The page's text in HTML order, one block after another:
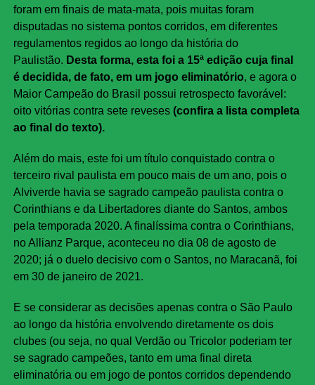
foram em finais de mata-mata, pois muitas foram
disputadas no sistema pontos corridos, em diferentes
regulamentos regidos ao longo da história do
Paulistão. Desta forma, esta foi a 15ª edição cuja final
é decidida, de fato, em um jogo eliminatório, e agora o
Maior Campeão do Brasil possui retrospecto favorável:
oito vitórias contra sete reveses (confira a lista completa
ao final do texto).
Além do mais, este foi um título conquistado contra o
terceiro rival paulista em pouco mais de um ano, pois o
Alviverde havia se sagrado campeão paulista contra o
Corinthians e da Libertadores diante do Santos, ambos
pela temporada 2020. A finalíssima contra o Corinthians,
no Allianz Parque, aconteceu no dia 08 de agosto de
2020; já o duelo decisivo com o Santos, no Maracanã, foi
em 30 de janeiro de 2021.
E se considerar as decisões apenas contra o São Paulo
ao longo da história envolvendo diretamente os dois
clubes (ou seja, no qual Verdão ou Tricolor poderiam ter
se sagrado campeões, tanto em uma final direta
eliminatória ou em jogo de pontos corridos dependendo